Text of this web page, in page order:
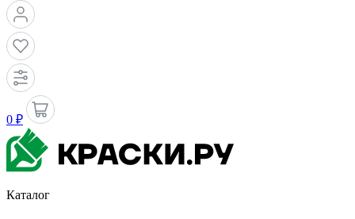
0 ₽
Каталог